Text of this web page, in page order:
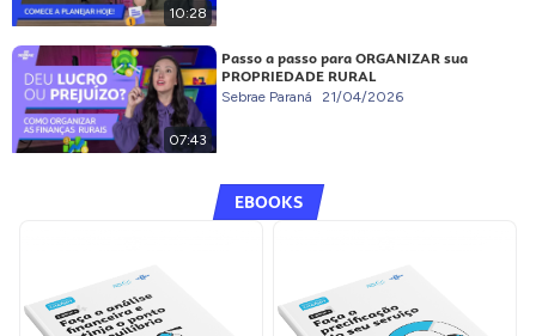
10:28
07:43
Passo a passo para ORGANIZAR sua
PROPRIEDADE RURAL
Sebrae Paraná 21/04/2026
EBOOKS